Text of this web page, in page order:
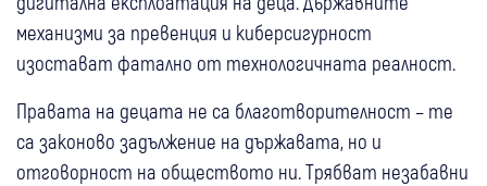
механизми за превенция и киберсигурност
изостават фатално от технологичната реалност.
Правата на децата не са благотворителност – те
са законово задължение на държавата, но и
отговорност на обществото ни. Трябват незабавни